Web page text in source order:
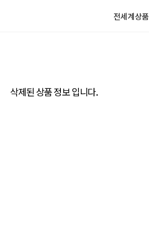
전세계상품
삭제된 상품 정보 입니다.